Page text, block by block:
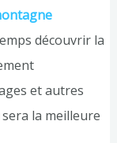
découvrir la
et autres
la meilleure